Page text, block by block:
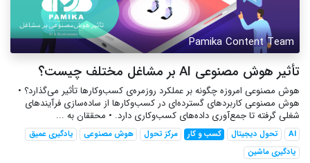
Pamika Content Team
تأثیر هوش مصنوعی AI بر مشاغل مختلف چیست؟‌
هوش مصنوعی امروزه چگونه بر عملکرد روزمره‌ی کسب‌وکارها تأثیر می‌گذارد؟ •
هوش مصنوعی کاربردهای گسترده‌ای در کسب‌وکارها از ساده‌سازی فرآیندهای
شغلی گرفته تا جمع‌آوری داده‌های کسب‌وکاری دارد. • محققان به ...
AI تحول دیجیتال کسب و کار مرکز تحول هوش مصنوعی
یادگیری عمیق
یادگیری ماشین